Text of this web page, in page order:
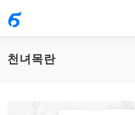
천녀목란